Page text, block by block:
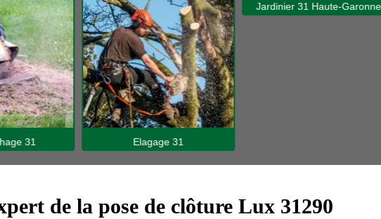
31 Elagage 31
Jardinier 31 Haute-Garonne
de la pose de clôture Lux 31290